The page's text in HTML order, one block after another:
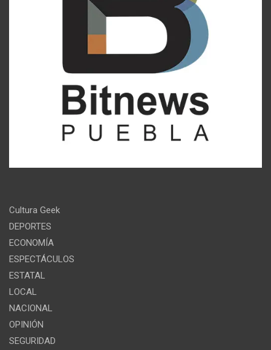
Cultura Geek
DEPORTES
ECONOMÍA
ESPECTÁCULOS
ESTATAL
LOCAL
NACIONAL
OPINIÓN
SEGURIDAD